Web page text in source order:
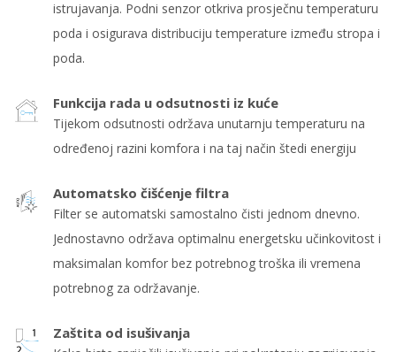
istrujavanja. Podni senzor otkriva prosječnu temperaturu
poda i osigurava distribuciju temperature između stropa i
poda.
Funkcija rada u odsutnosti iz kuće
Tijekom odsutnosti održava unutarnju temperaturu na
određenoj razini komfora i na taj način štedi energiju
Automatsko čišćenje filtra
Filter se automatski samostalno čisti jednom dnevno.
Jednostavno održava optimalnu energetsku učinkovitost i
maksimalan komfor bez potrebnog troška ili vremena
potrebnog za održavanje.
Zaštita od isušivanja